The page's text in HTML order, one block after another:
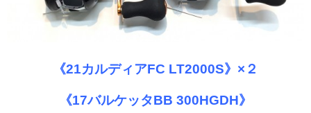
《21カルディアFC LT2000S》×２
《17バルケッタBB 300HGDH》